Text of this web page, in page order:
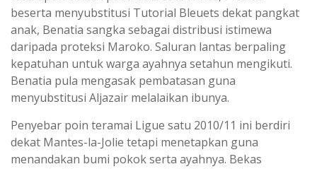
beserta menyubstitusi Tutorial Bleuets dekat pangkat
anak, Benatia sangka sebagai distribusi istimewa
daripada proteksi Maroko. Saluran lantas berpaling
kepatuhan untuk warga ayahnya setahun mengikuti.
Benatia pula mengasak pembatasan guna
menyubstitusi Aljazair melalaikan ibunya.
Penyebar poin teramai Ligue satu 2010/11 ini berdiri
dekat Mantes-la-Jolie tetapi menetapkan guna
menandakan bumi pokok serta ayahnya. Bekas